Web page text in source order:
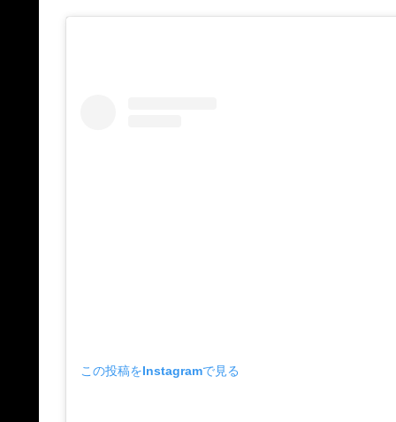
この投稿をInstagramで見る